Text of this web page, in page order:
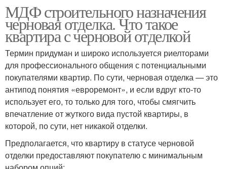
МДФ строительного назначения
черновая отделка. Что такое
квартира с черновой отделкой
Термин придуман и широко используется риелторами
для профессионального общения с потенциальными
покупателями квартир. По сути, черновая отделка — это
антипод понятия «евроремонт», и если вдруг кто-то
использует его, то только для того, чтобы смягчить
впечатление от жуткого вида пустой квартиры, в
которой, по сути, нет никакой отделки.
Предполагается, что квартиру в статусе черновой
отделки предоставляют покупателю с минимальным